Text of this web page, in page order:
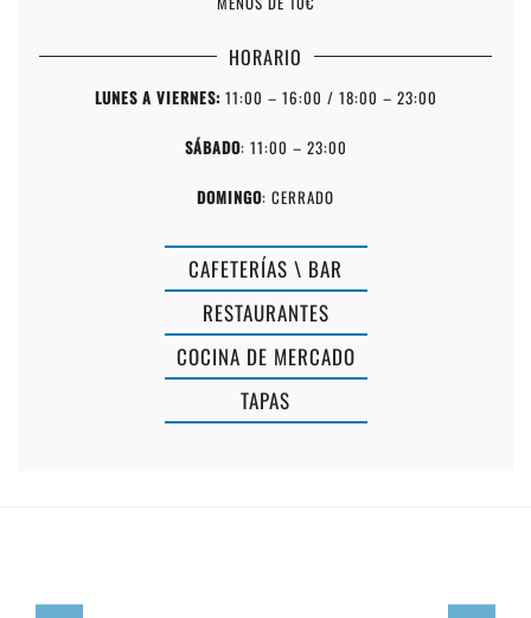
HORARIO
LUNES A VIERNES: 11:00 – 16:00 / 18:00 – 23:00
SÁBADO: 11:00 – 23:00
DOMINGO: CERRADO
CAFETERÍAS \ BAR
RESTAURANTES
COCINA DE MERCADO
TAPAS